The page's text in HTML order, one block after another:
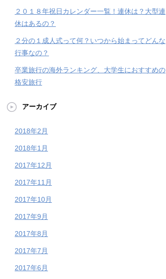
２０１８年祝日カレンダー一覧！連休は？大型連
休はあるの？
２分の１成人式って何？いつから始まってどんな
行事なの？
卒業旅行の海外ランキング、大学生におすすめの
格安旅行
アーカイブ
2018年2月
2018年1月
2017年12月
2017年11月
2017年10月
2017年9月
2017年8月
2017年7月
2017年6月